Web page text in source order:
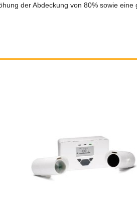
der Abdeckung von 80% sowie